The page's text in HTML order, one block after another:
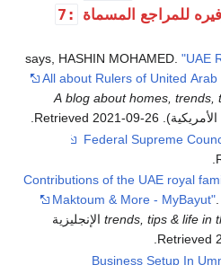
للمراجع المسماة
:7
says, HASHIN MOHAMED."UAE
All about Rulers of United
A blog about homes, trends,
. Retrieved
2021-09-26
.
"Contributions of the UAE royal
Maktoum & More - MyBayut"
trends, tips & life in(in الإنجليزية
.
"Business Setup In